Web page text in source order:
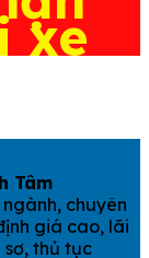
xe
Tâm
chuyên
giá cao, lãi
sơ, thủ tục